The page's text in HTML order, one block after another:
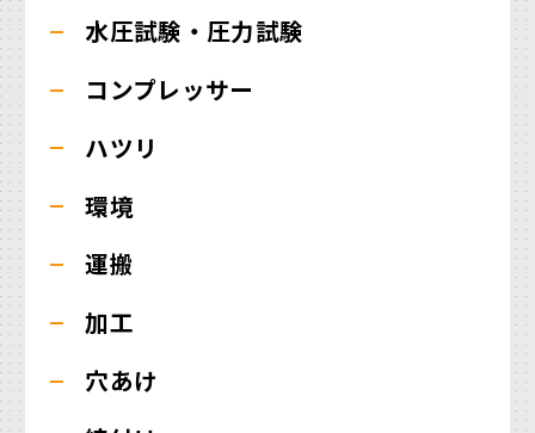
水圧試験・圧力試験
コンプレッサー
ハツリ
環境
運搬
加工
穴あけ